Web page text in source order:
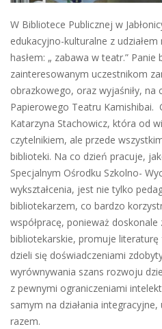
W Bibliotece Publicznej w
edukacyjno-kulturalne z
hasłem: „ zabawa w teatr.” Panie
zainteresowanym uczestnikom
obrazkowego, oraz wyjaśniły,
Papierowego Teatru Kamishibai.
Katarzyna Stachowicz, która od
czytelnikiem, ale przede
biblioteki. Na co dzień pracuje,
Specjalnym Ośrodku Szkolno-
wykształcenia, jest nie tylko
bibliotekarzem, co bardzo
współpracę, ponieważ
bibliotekarskie, promuje
dzieli się doświadczeniami
wyrównywania szans rozwoju
z pewnymi ograniczeniami
samym na działania
razem.